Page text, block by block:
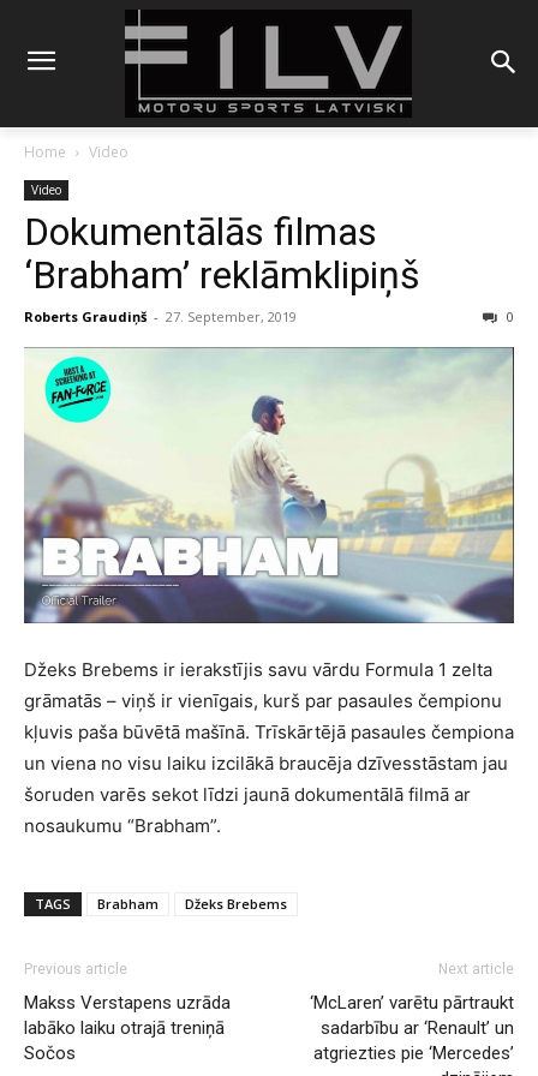
Home Video
Video
Dokumentālās filmas
‘Brabham’ reklāmklipiņš
Roberts Graudiņš - 27. September, 2019 0
Džeks Brebems ir ierakstījis savu vārdu Formula 1 zelta
grāmatās – viņš ir vienīgais, kurš par pasaules čempionu
kļuvis paša būvētā mašīnā. Trīskārtējā pasaules čempiona
un viena no visu laiku izcilākā braucēja dzīvesstāstam jau
šoruden varēs sekot līdzi jaunā dokumentālā filmā ar
nosaukumu “Brabham”.
TAGS Brabham Džeks Brebems
Previous article
Makss Verstapens uzrāda
labāko laiku otrajā treniņā
Sočos
Next article
‘McLaren’ varētu pārtraukt
sadarbību ar ‘Renault’ un
atgriezties pie ‘Mercedes’